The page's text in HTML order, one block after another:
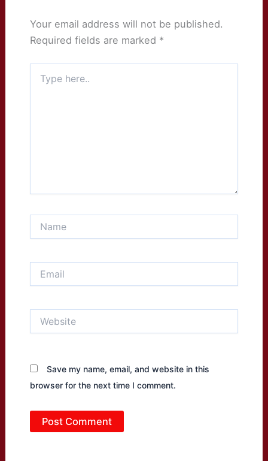
Your email address will not be published.
Required fields are marked *
here..
Save my name, email, and website in this
browser for the next time I comment.